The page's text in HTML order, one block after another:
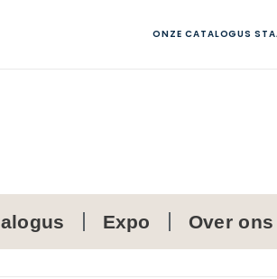
ONZE CATALOGUS
Expo Over ons